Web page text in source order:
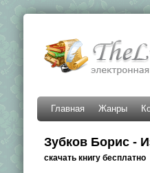
Главная Жанры
Зубков Борис -
скачать книгу бесплатно